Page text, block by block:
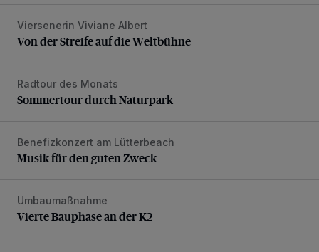
Von der Streife auf die Weltbühne
Viersenerin Viviane Albert
Von der Streife auf die Weltbühne
Sommertour durch Naturpark
Radtour des Monats
Sommertour durch Naturpark
Musik für den guten Zweck
Benefizkonzert am Lütterbeach
Musik für den guten Zweck
Vierte Bauphase an der K2
Umbaumaßnahme
Vierte Bauphase an der K2